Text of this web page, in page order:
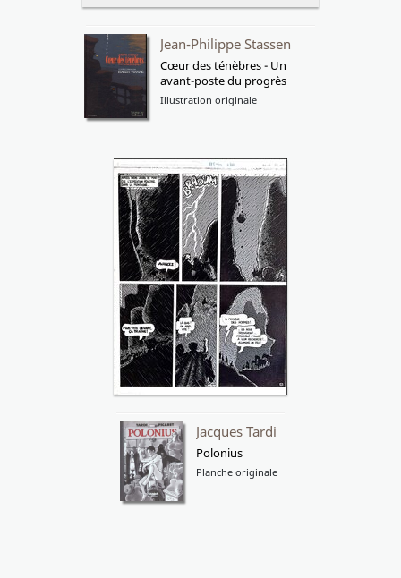
Jean-Philippe Stassen
Cœur des ténèbres - Un
avant-poste du progrès
Illustration originale
Jacques Tardi
Polonius
Planche originale